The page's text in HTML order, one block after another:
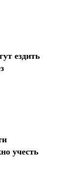
ездить
учесть